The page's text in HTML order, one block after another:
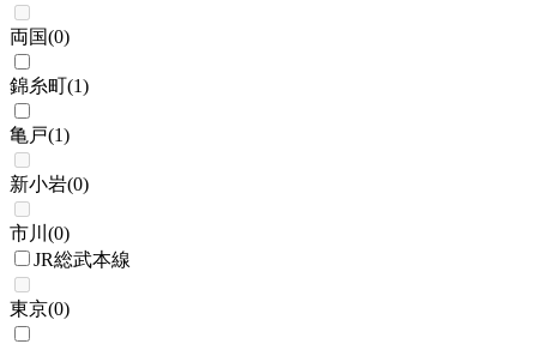
両国(0)
錦糸町(1)
亀戸(1)
新小岩(0)
市川 (0)
JR総武本線
東京(0)